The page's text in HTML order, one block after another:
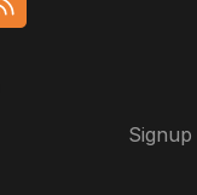
Signup